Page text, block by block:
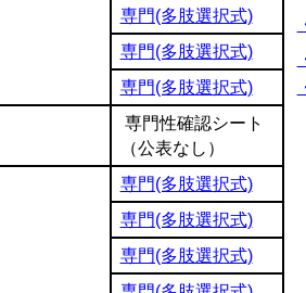
専門(多肢選択式)
専門(多肢選択式)
専門(多肢選択式)
専門性確認シート
（公表なし）
専門(多肢選択式)
専門(多肢選択式)
専門(多肢選択式)